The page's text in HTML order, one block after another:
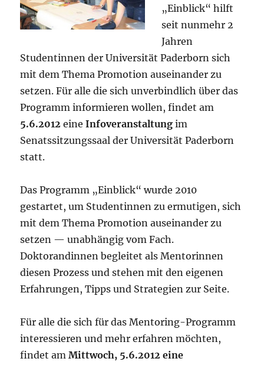
„Einblick“ hilft
seit nunmehr 2
Jahren
Studentinnen der Universität Paderborn sich
mit dem Thema Promotion auseinander zu
setzen. Für alle die sich unverbindlich über das
Programm informieren wollen, findet am
5.6.2012eine Infoveranstaltung im
Senatssitzungssaal der Universität Paderborn
statt.
Das Programm „Einblick“ wurde 2010
gestartet, um Studentinnen zu ermutigen, sich
mit dem Thema Promotion auseinander zu
setzen — unabhängig vom Fach.
Doktorandinnen begleitet als Mentorinnen
diesen Prozess und stehen mit den eigenen
Erfahrungen, Tipps und Strategien zur Seite.
Für alle die sich für das Mentoring-Programm
interessieren und mehr erfahren möchten,
findet amMittwoch, 5.6.2012 eine